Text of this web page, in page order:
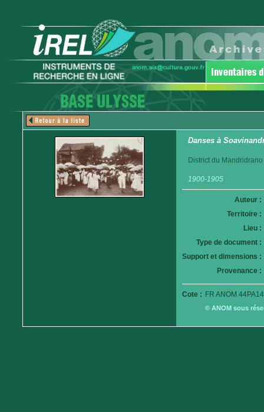
Danses à
District du Mandridrano
1900-1905
Auteur :
Territoire :
Lieu :
Type de document :
Support et dimensions :
Provenance :
Cote : FR ANOM
© ANOM sous